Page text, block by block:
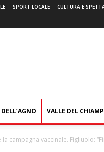
SPORT LOCALE CULTURA E
VALLE DEL
la campagna vaccinale. Figliuolo: